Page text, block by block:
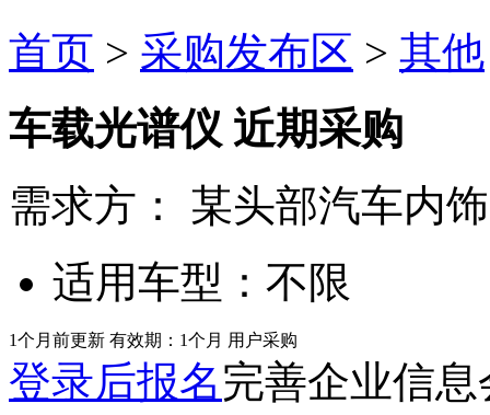
首页 > 采购发布区 > 其他
车载光谱仪 近期采购
需求方：
某头部汽车内
适用车型： 不限
1个月前更新 有效期：1个月 用户采购
登录后报名完善企业信